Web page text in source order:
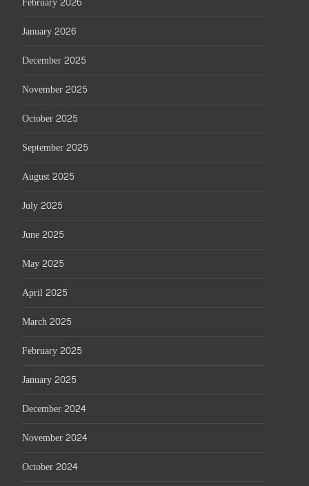
January 2026
December 2025
November 2025
October 2025
September 2025
August 2025
July 2025
June 2025
May 2025
April 2025
March 2025
February 2025
January 2025
December 2024
November 2024
October 2024